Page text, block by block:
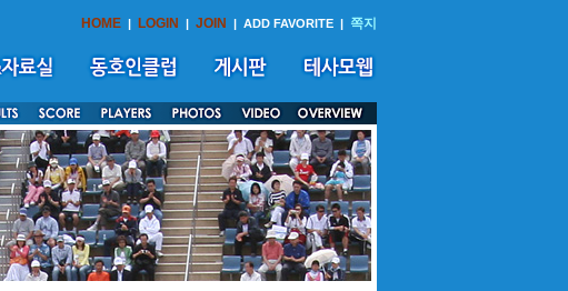
HOME | LOGIN | JOIN | ADD FAVORITE | 쪽지